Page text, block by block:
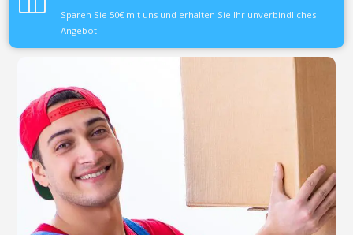
Sparen Sie 50€ mit uns und erhalten Sie Ihr unverbindliches
Angebot.